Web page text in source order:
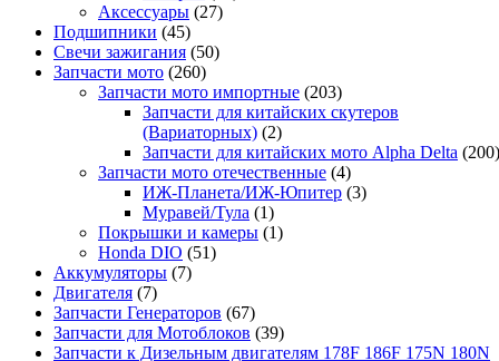
Аксессуары (27)
Подшипники (45)
Свечи зажигания (50)
Запчасти мото (260)
Запчасти мото импортные (203)
Запчасти для китайских скутеров
(Вариаторных) (2)
Запчасти для китайских мото Alpha Delta (200)
Запчасти мото отечественные (4)
ИЖ-Планета/ИЖ-Юпитер (3)
Муравей/Тула (1)
Покрышки и камеры (1)
Honda DIO (51)
Аккумуляторы (7)
Двигателя (7)
Запчасти Генераторов (67)
Запчасти для Мотоблоков (39)
Запчасти к Дизельным двигателям 178F 186F 175N 180N